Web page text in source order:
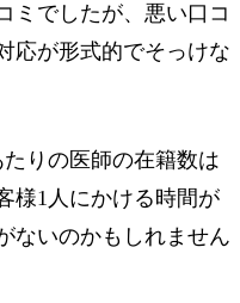
ミでしたが、悪い口コ
応が形式的でそっけな
りの医師の在籍数は
様1人にかける時間が
ないのかもしれません